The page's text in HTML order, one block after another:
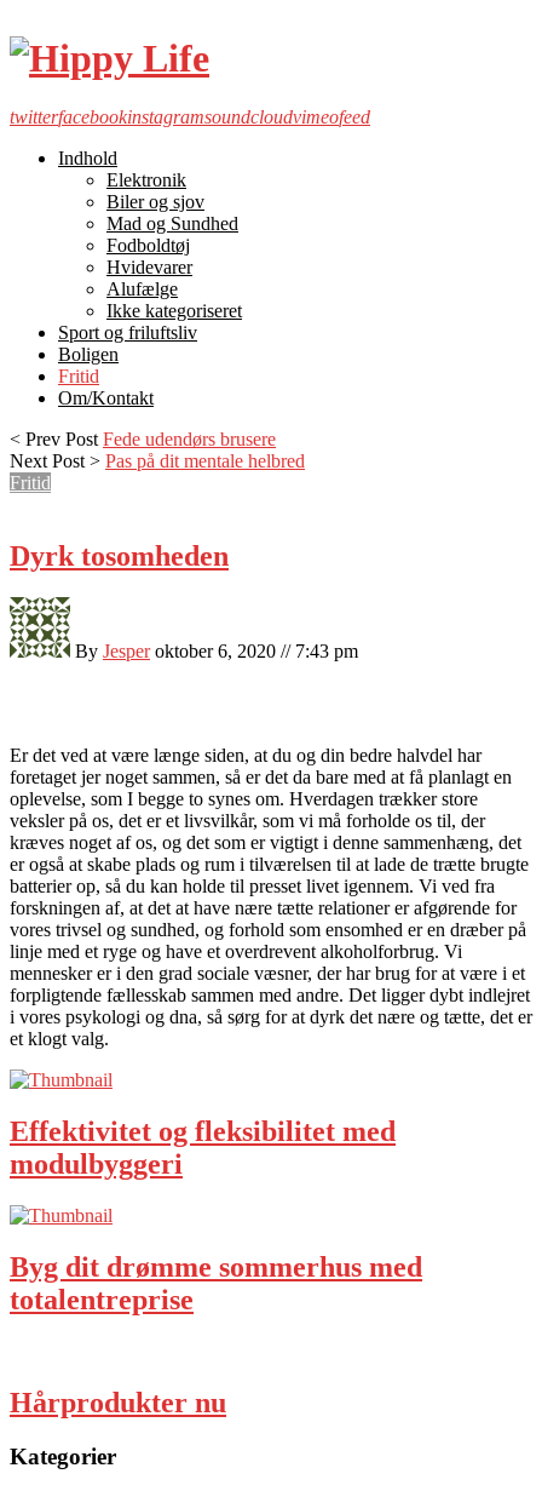
twitterfacebookinstagramsoundcloudvimeofeed
Indhold
Elektronik
Biler og sjov
Mad og Sundhed
Fodboldtøj
Hvidevarer
Alufælge
Ikke kategoriseret
Sport og friluftsliv
Boligen
Fritid
Om/Kontakt
< Prev Post Fede udendørs brusere
Next Post > Pas på dit mentale helbred
Fritid
Dyrk tosomheden
By Jesper oktober 6, 2020 // 7:43 pm
Er det ved at være længe siden, at du og din bedre halvdel har
foretaget jer noget sammen, så er det da bare med at få planlagt en
oplevelse, som I begge to synes om. Hverdagen trækker store
veksler på os, det er et livsvilkår, som vi må forholde os til, der
kræves noget af os, og det som er vigtigt i denne sammenhæng, det
er også at skabe plads og rum i tilværelsen til at lade de trætte brugte
batterier op, så du kan holde til presset livet igennem. Vi ved fra
forskningen af, at det at have nære tætte relationer er afgørende for
vores trivsel og sundhed, og forhold som ensomhed er en dræber på
linje med et ryge og have et overdrevent alkoholforbrug. Vi
mennesker er i den grad sociale væsner, der har brug for at være i et
forpligtende fællesskab sammen med andre. Det ligger dybt indlejret
i vores psykologi og dna, så sørg for at dyrk det nære og tætte, det er
et klogt valg.
Effektivitet og fleksibilitet med
modulbyggeri
Byg dit drømme sommerhus med
totalentreprise
Hårprodukter nu
Kategorier